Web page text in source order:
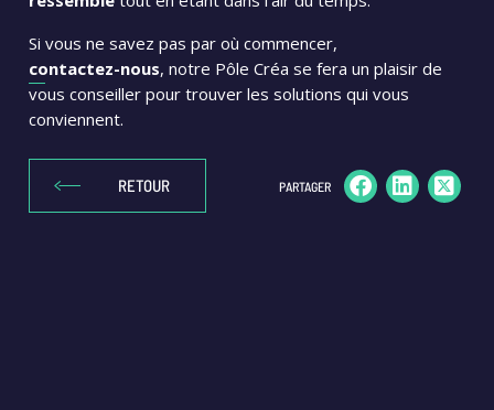
PARTAGER
RETOUR
Si vous ne savez pas par où commencer,
contactez-nous, notre Pôle Créa se fera un plaisir de
vous conseiller pour trouver les solutions qui vous
conviennent.